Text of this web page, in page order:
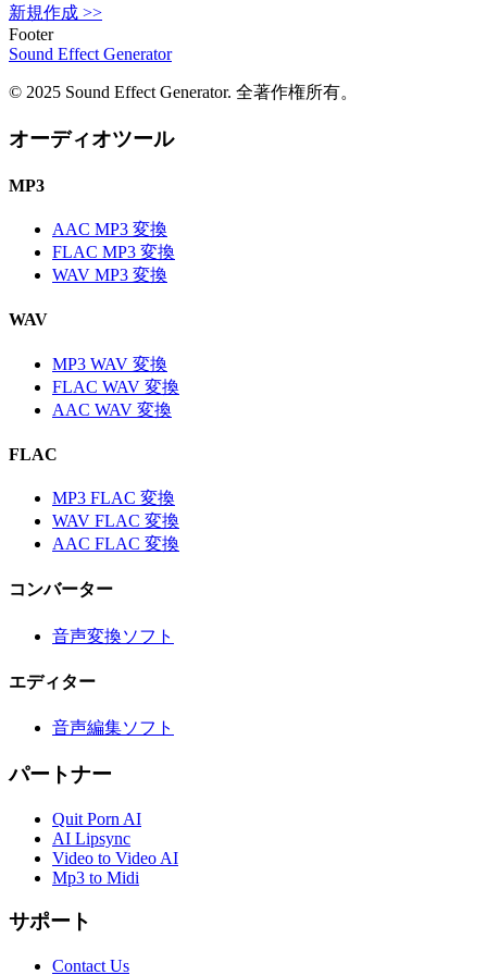
新規作成 >>
Footer
Sound Effect Generator
© 2025 Sound Effect Generator. 全著作権所有。
オーディオツール
MP3
AAC MP3 変換
FLAC MP3 変換
WAV MP3 変換
WAV
MP3 WAV 変換
FLAC WAV 変換
AAC WAV 変換
FLAC
MP3 FLAC 変換
WAV FLAC 変換
AAC FLAC 変換
コンバーター
音声変換ソフト
エディター
音声編集ソフト
パートナー
Quit Porn AI
AI Lipsync
Video to Video AI
Mp3 to Midi
サポート
Contact Us